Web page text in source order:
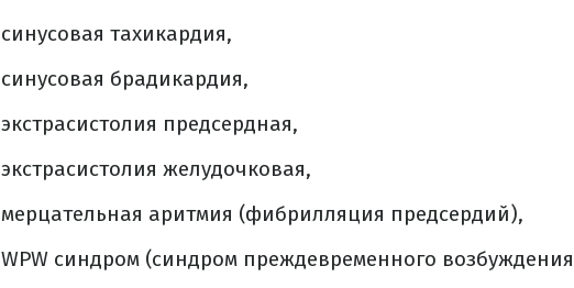
синусовая тахикардия,
синусовая брадикардия,
экстрасистолия предсердная,
экстрасистолия желудочковая,
мерцательная аритмия (фибрилляция предсердий),
WPW синдром (синдром преждевременного